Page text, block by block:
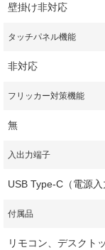
壁掛け非対応
タッチパネル機能
非対応
フリッカー対策機能
無
入出力端子
USB Type-C（電源
付属品
リモコン、デスクト